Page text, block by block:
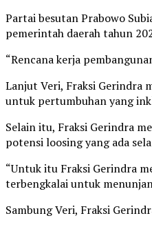
Partai besutan Prabowo
pemerintah daerah tahun
“Rencana kerja
Lanjut Veri, Fraksi Gerindra
untuk pertumbuhan yang
Selain itu, Fraksi Gerindra
potensi loosing yang ada
“Untuk itu Fraksi Gerindra
terbengkalai untuk
Sambung Veri, Fraksi